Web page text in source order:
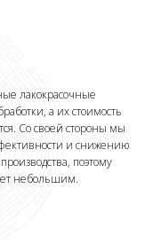
лакокрасочные
а их стоимость
Со своей стороны мы
и снижению
поэтому
небольшим.